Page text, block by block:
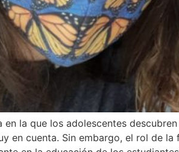
en la que los adolescentes
en cuenta. Sin embargo, el rol de